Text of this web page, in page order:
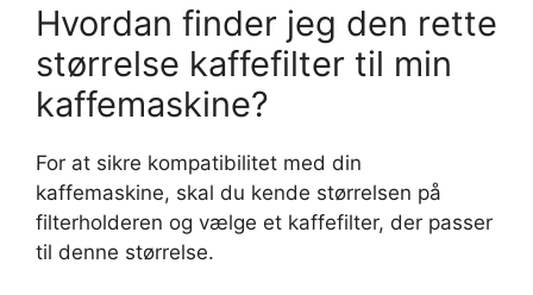
Hvordan finder jeg den rette
størrelse kaffefilter til min
kaffemaskine?
For at sikre kompatibilitet med din
kaffemaskine, skal du kende størrelsen på
filterholderen og vælge et kaffefilter, der passer
til denne størrelse.